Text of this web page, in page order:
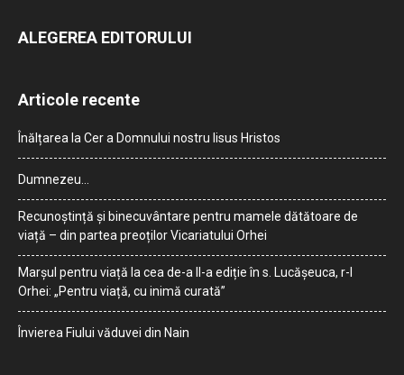
ALEGEREA EDITORULUI
Articole recente
Înălțarea la Cer a Domnului nostru Iisus Hristos
Dumnezeu…
Recunoștință și binecuvântare pentru mamele dătătoare de
viață – din partea preoților Vicariatului Orhei
Marșul pentru viață la cea de-a II-a ediție în s. Lucășeuca, r-l
Orhei: „Pentru viață, cu inimă curată”
Învierea Fiului văduvei din Nain